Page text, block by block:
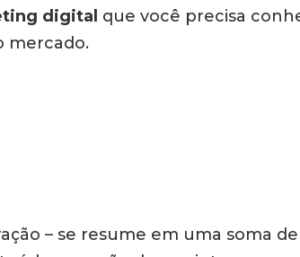
digital que você precisa
mercado.
– se resume em uma soma